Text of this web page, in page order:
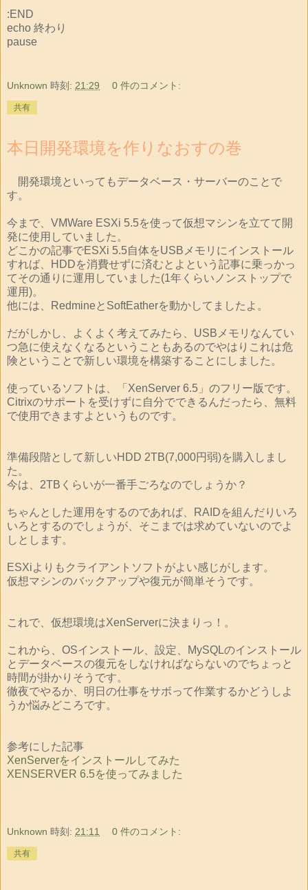
:END
echo 終わり
pause
Unknown 時刻: 21:29 0 件のコメント:
共有
本日開発環境を作りなおすの巻
開発環境といってもデータベース・サーバーのことで
す。
今まで、VMWare ESXi 5.5を使って仮想マシンを立てて開
発に使用していました。
どこかの記事でESXi 5.5自体をUSBメモリにインストール
すれば、HDDを消費せずに済むとよという記事に乗っかっ
てその通りに運用していました(1年くらいノンストップで
運用)。
他には、RedmineとSoftEatherを動かしてましたよ。
だがしかし、よくよく考えてみたら、USBメモリなんてい
つ急に使えなくなるということもあるのでやはりこれは危
険ということで新しい環境を構築することにしました。
使っているソフトは、「XenServer 6.5」のフリー版です。
Citrixのサポートを受けずに自分でできるんだったら、無料
で使用できますよというものです。
準備段階として新しいHDD 2TB(7,000円弱)を購入しまし
た。
今は、2TBくらいが一番手ごろなのでしょうか？
ちゃんとした運用をするのであれば、RAIDを組んだりいろ
いろとするのでしょうが、そこまでは求めていないのでよ
しとします。
ESXiよりもクライアントソフトがよい感じがします。
仮想マシンのバックアップや復元が簡単そうです。
これで、仮想環境はXenServerに決まりっ！。
これから、OSインストール、設定、MySQLのインストール
とデータベースの復元をしなければならないのでちょっと
時間が掛かりそうです。
徹夜でやるか、明日の仕事をサボって作業するかどうしよ
うか悩みどころです。
参考にした記事
XenServerをインストールしてみた
XENSERVER 6.5を使ってみました
Unknown 時刻: 21:11 0 件のコメント:
共有